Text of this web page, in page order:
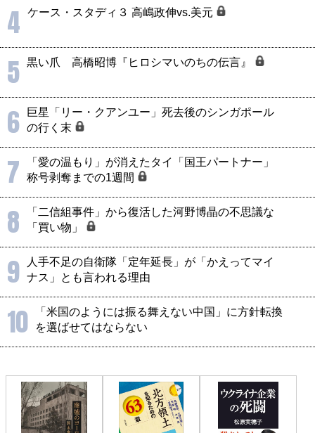
4 ケース・スタディ３ 高嶋政伸vs.美元
5 黒い爪 高橋昭博『ヒロシマいのちの伝言』
6
巨星「リー・クアンユー」死去後のシンガポール
の行く末
7
「愛の温もり」が消えたタイ「国王パートナー」
称号剥奪までの1週間
8
「二信組事件」から復活した河野博晶の不思議な
「買い物」
9
人手不足の自衛隊「定年延長」が「かえってマイ
ナス」とも言われる理由
10
「米国のようには振る舞えない中国」に方針転換
を選ばせてはならない